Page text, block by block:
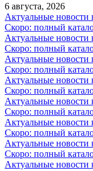
6 августа, 2026
Актуальные новости
Скоро: полный
Актуальные новости
Скоро: полный
Актуальные новости
Скоро: полный
Актуальные новости
Скоро: полный
Актуальные новости
Скоро: полный
Актуальные новости
Скоро: полный
Актуальные новости
Скоро: полный
Актуальные новости